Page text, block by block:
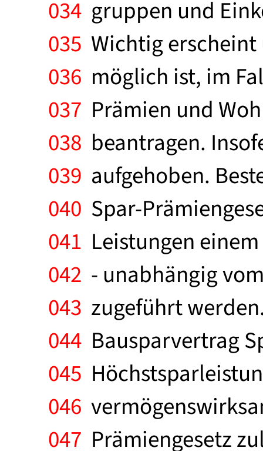
034 gruppen und
035 Wichtig
036 möglich ist, im
037 Prämien und
038 beantragen.
039 aufgehoben.
040 Spar-
041 Leistungen
042 - unabhängig
043 zugeführt
044 Bausparvertrag
045
046
047 Prämiengesetz